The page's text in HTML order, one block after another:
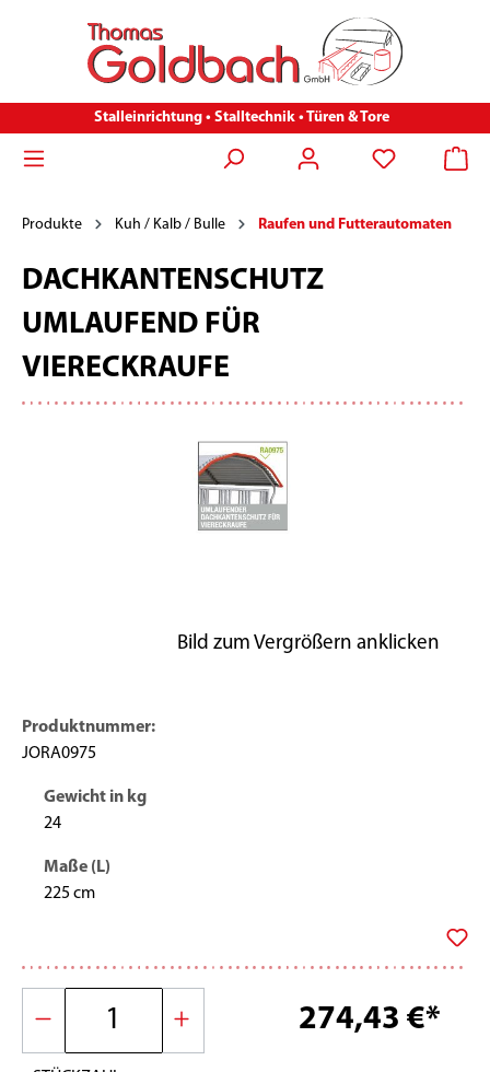
Stalleinrichtung • Stalltechnik • Türen & Tore
Produkte Kuh / Kalb / Bulle Raufen und Futterautomaten
DACHKANTENSCHUTZ
UMLAUFEND FÜR
VIERECKRAUFE
Produktnummer:
JORA0975
Gewicht in kg
24
Maße (L)
225 cm
274,43 €*